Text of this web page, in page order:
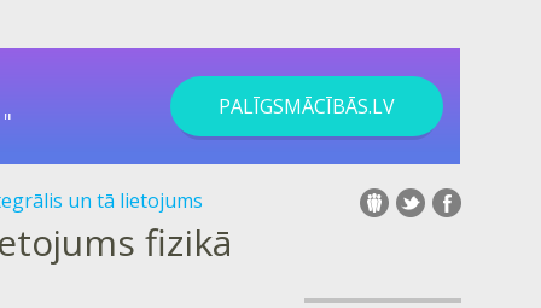
PALĪGSMĀCĪBĀS.LV
un tā lietojums
fizikā